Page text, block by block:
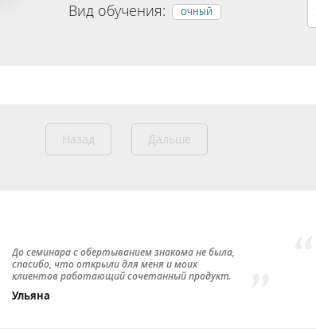
Вид обучения: ОЧНЫЙ
Назад Дальше
До семинара с обертыванием знакома не была,
спасибо, что открыли для меня и моих
клиентов работающий сочетанный продукт.
Ульяна